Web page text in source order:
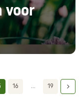
voor
16 ... 19